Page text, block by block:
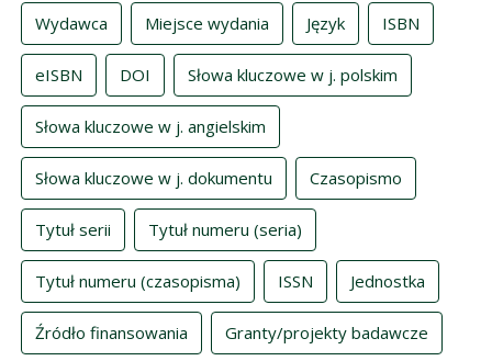
Wydawca Miejsce wydania Język ISBN
eISBN DOI Słowa kluczowe w j. polskim
Słowa kluczowe w j. angielskim
Słowa kluczowe w j. dokumentu Czasopismo
Tytuł serii Tytuł numeru (seria)
Tytuł numeru (czasopisma) ISSN Jednostka
Źródło finansowania Granty/projekty badawcze